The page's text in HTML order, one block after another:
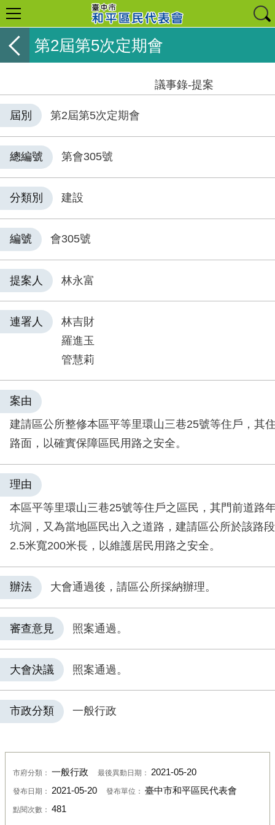
第2屆第5次定期會
議事錄-提案
屆別 第2屆第5次定期會
總編號 第會305號
分類別 建設
編號 會305號
提案人 林永富
連署人
林吉財
羅進玉
管慧莉
案由
建請區公所整修本區平等里環山三巷25號等住戶，其
路面，以確實保障區民用路之安全。
理由
本區平等里環山三巷25號等住戶之區民，其門前道路
坑洞，又為當地區民出入之道路，建請區公所於該路
2.5米寬200米長，以維護居民用路之安全。
辦法 大會通過後，請區公所採納辦理。
審查意見 照案通過。
大會決議 照案通過。
市政分類 一般行政
市府分類： 一般行政 最後異動日期： 2021-05-20
發布日期： 2021-05-20 發布單位： 臺中市和平區民代表會
點閱次數： 481